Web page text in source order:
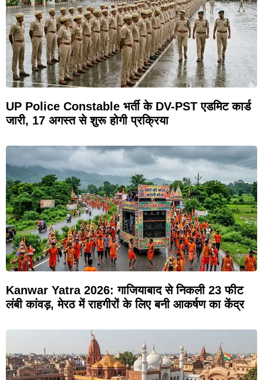
UP Police Constable भर्ती के DV-PST एडमिट कार्ड
जारी, 17 अगस्त से शुरू होगी प्रक्रिया
Kanwar Yatra 2026: गाजियाबाद से निकली 23 फीट
लंबी कांवड़, मेरठ में राहगीरों के लिए बनी आकर्षण का केंद्र